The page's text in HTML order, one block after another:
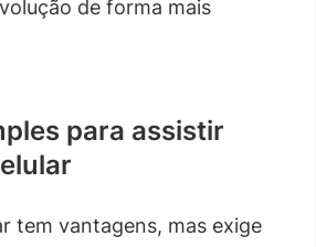
de forma mais
para assistir
tem vantagens, mas exige